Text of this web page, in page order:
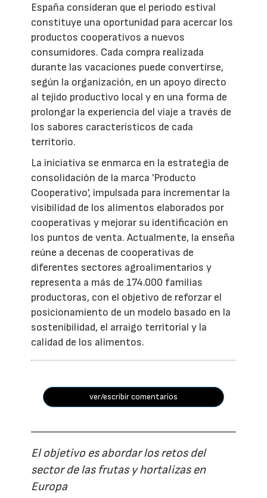
España consideran que el periodo estival
constituye una oportunidad para acercar los
productos cooperativos a nuevos
consumidores. Cada compra realizada
durante las vacaciones puede convertirse,
según la organización, en un apoyo directo
al tejido productivo local y en una forma de
prolongar la experiencia del viaje a través de
los sabores característicos de cada
territorio.
La iniciativa se enmarca en la estrategia de
consolidación de la marca 'Producto
Cooperativo', impulsada para incrementar la
visibilidad de los alimentos elaborados por
cooperativas y mejorar su identificación en
los puntos de venta. Actualmente, la enseña
reúne a decenas de cooperativas de
diferentes sectores agroalimentarios y
representa a más de 174.000 familias
productoras, con el objetivo de reforzar el
posicionamiento de un modelo basado en la
sostenibilidad, el arraigo territorial y la
calidad de los alimentos.
ver/escribir comentarios
El objetivo es abordar los retos del
sector de las frutas y hortalizas en
Europa